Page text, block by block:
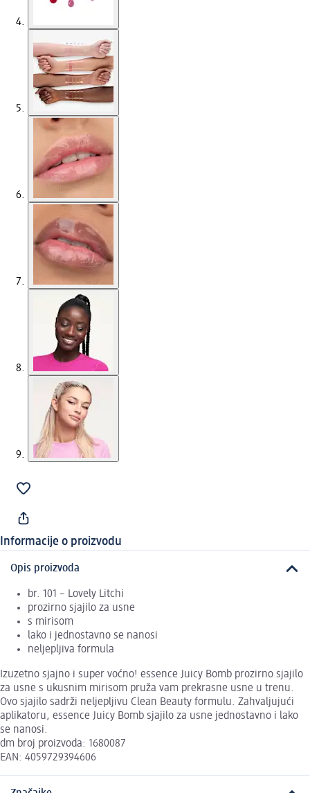
Informacije o proizvodu
Opis proizvoda
br. 101 – Lovely Litchi
prozirno sjajilo za usne
s mirisom
lako i jednostavno se nanosi
neljepljiva formula
Izuzetno sjajno i super voćno! essence Juicy Bomb prozirno sjajilo
za usne s ukusnim mirisom pruža vam prekrasne usne u trenu.
Ovo sjajilo sadrži neljepljivu Clean Beauty formulu. Zahvaljujući
aplikatoru, essence Juicy Bomb sjajilo za usne jednostavno i lako
se nanosi.
dm broj proizvoda: 1680087
EAN: 4059729394606